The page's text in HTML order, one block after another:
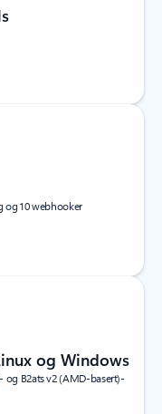
og 10 webhooker
og Windows
og B2ats v2 (AMD-basert)-